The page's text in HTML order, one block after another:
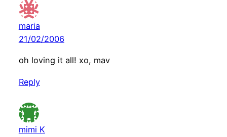
maria
21/02/2006
oh loving it all! xo, mav
Reply
mimi K